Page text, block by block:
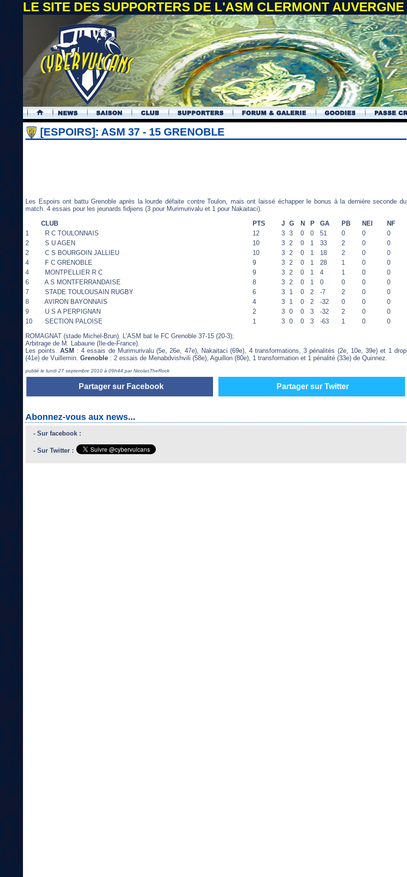
LE SITE DES SUPPORTERS DE L'ASM CLERMONT AUVERGNE
.
[ESPOIRS]: ASM 37 - 15 GRENOBLE
Les Espoirs ont battu Grenoble après la lourde défaite contre Toulon, mais ont laissé échapper le bonus à la dernière seconde du
match. 4 essais pour les jeunards fidjiens (3 pour Murimurivalu et 1 pour Nakaitaci).
CLUB
PTS J G N P GA PB NEI
NF
1
R C TOULONNAIS 12 3 3 0 0 51 0 0
0
2
S U AGEN 10 3 2 0 1 33 2 0
0
2
C S BOURGOIN JALLIEU 10 3 2 0 1 18 2 0
0
4
F C GRENOBLE 9 3 2 0 1 28 1 0
0
4
MONTPELLIER R C 9 3 2 0 1 4 1 0
0
6
A S MONTFERRANDAISE 8 3 2 0 1 0 0 0
0
7
STADE TOULOUSAIN RUGBY 6 3 1 0 2 -7 2 0
0
8
AVIRON BAYONNAIS 4 3 1 0 2 -32 0 0
0
9
U S A PERPIGNAN 2 3 0 0 3 -32 2 0
0
10
SECTION PALOISE 1 3 0 0 3 -63 1 0 0
ROMAGNAT (stade Michel-Brun). L’ASM bat le FC Grenoble 37-15 (20-3);
Arbitrage de M. Labaune (Ile-de-France).
Les points. ASM : 4 essais de Murimurivalu (5e, 26e, 47e), Nakaitaci (69e), 4 transformations, 3 pénalités (2e, 10e, 39e) et 1 drop
(41e) de Vuillemin. Grenoble : 2 essais de Menabdvishvili (58e), Aguillon (80e), 1 transformation et 1 pénalité (33e) de Quinnez.
publié le lundi 27 septembre 2010 à 09h44 par NicolasTheRock
Partager sur Facebook Partager sur Twitter
Abonnez-vous aux news...
- Sur facebook :
- Sur Twitter :